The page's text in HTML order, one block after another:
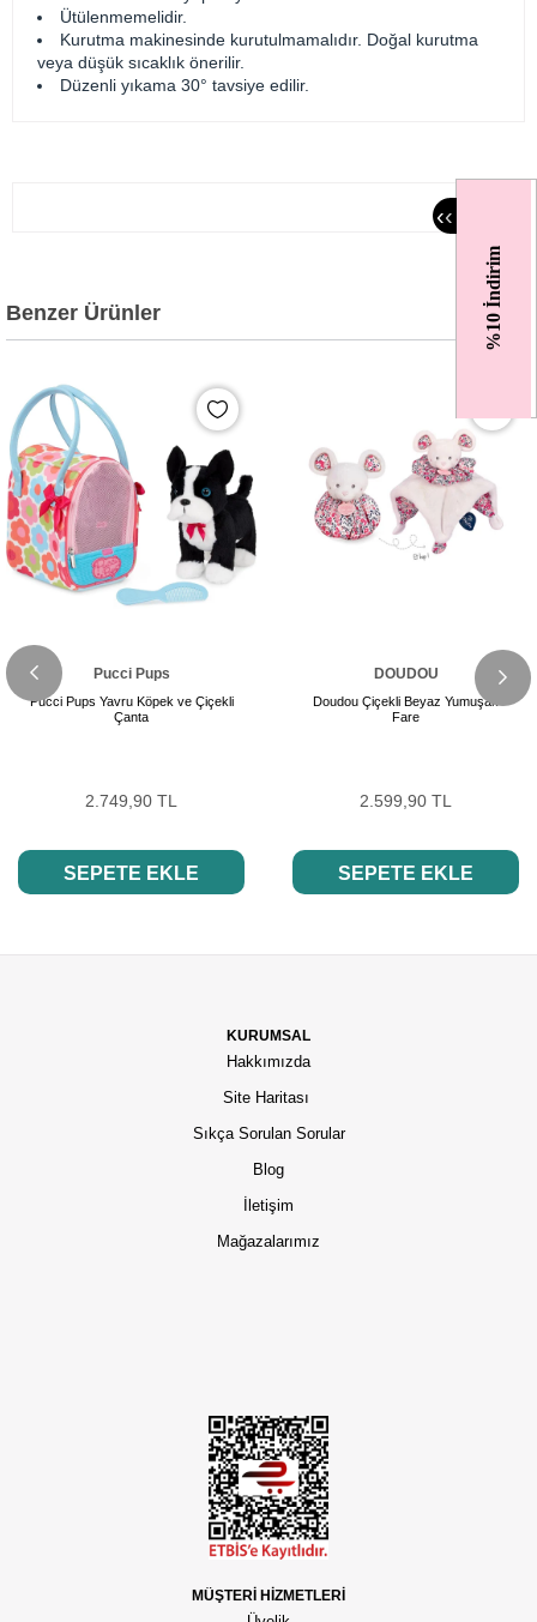
%10 İndirim
‹‹
Ütülenmemelidir.
Kurutma makinesinde kurutulmamalıdır. Doğal kurutma
veya düşük sıcaklık önerilir.
Düzenli yıkama 30° tavsiye edilir.
Benzer Ürünler
Pucci Pups
Pucci Pups Yavru Köpek ve Çiçekli
Çanta
2.749,90 TL
SEPETE EKLE
DOUDOU
Doudou Çiçekli Beyaz Yumuşak
Fare
2.599,90 TL
SEPETE EKLE
KURUMSAL
Hakkımızda
Site Haritası
Sıkça Sorulan Sorular
Blog
İletişim
Mağazalarımız
MÜŞTERİ HİZMETLERİ